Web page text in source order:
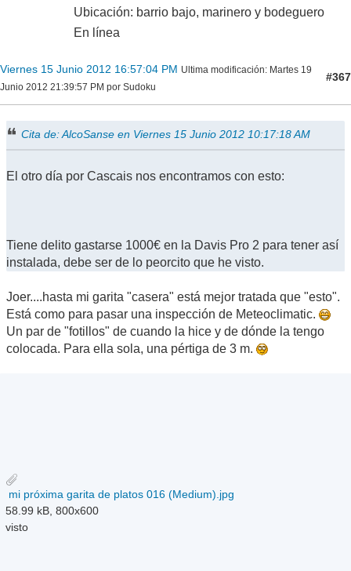
Ubicación: barrio bajo, marinero y bodeguero
En línea
Viernes 15 Junio 2012 16:57:04 PM Ultima modificación: Martes 19
Junio 2012 21:39:57 PM por Sudoku
#367
Cita de: AlcoSanse en Viernes 15 Junio 2012 10:17:18 AM
El otro día por Cascais nos encontramos con esto:
Tiene delito gastarse 1000€ en la Davis Pro 2 para tener así
instalada, debe ser de lo peorcito que he visto.
Joer....hasta mi garita "casera" está mejor tratada que "esto".
Está como para pasar una inspección de Meteoclimatic.
Un par de "fotillos" de cuando la hice y de dónde la tengo
colocada. Para ella sola, una pértiga de 3 m.
mi próxima garita de platos 016 (Medium).jpg
58.99 kB, 800x600
visto